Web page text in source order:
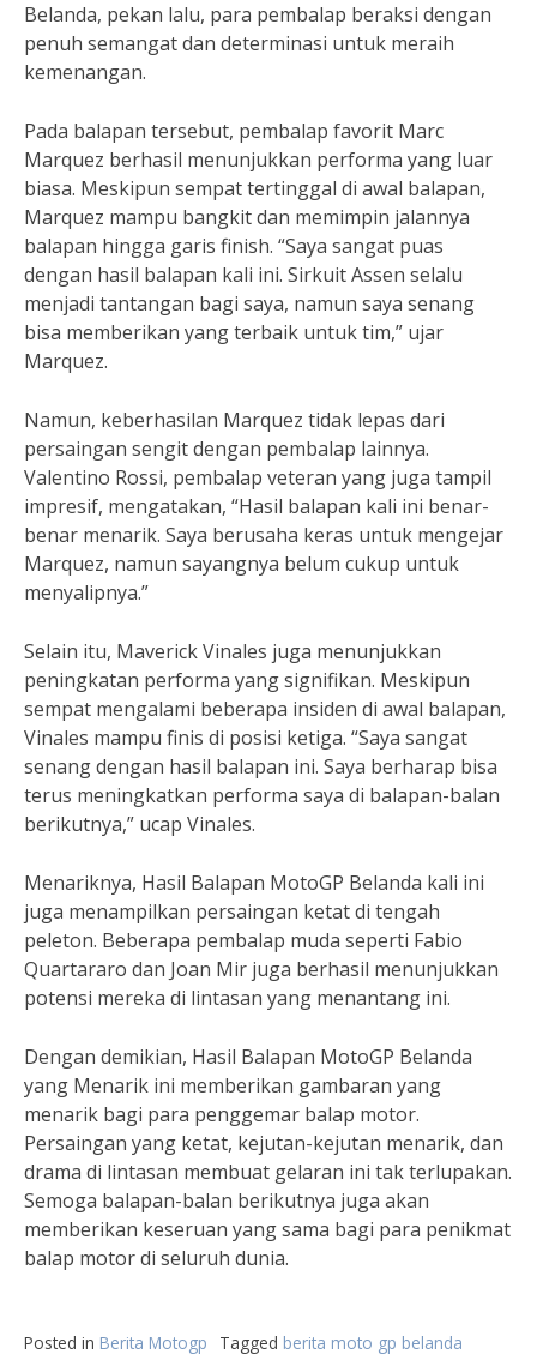
Belanda, pekan lalu, para pembalap beraksi dengan
penuh semangat dan determinasi untuk meraih
kemenangan.
Pada balapan tersebut, pembalap favorit Marc
Marquez berhasil menunjukkan performa yang luar
biasa. Meskipun sempat tertinggal di awal balapan,
Marquez mampu bangkit dan memimpin jalannya
balapan hingga garis finish. “Saya sangat puas
dengan hasil balapan kali ini. Sirkuit Assen selalu
menjadi tantangan bagi saya, namun saya senang
bisa memberikan yang terbaik untuk tim,” ujar
Marquez.
Namun, keberhasilan Marquez tidak lepas dari
persaingan sengit dengan pembalap lainnya.
Valentino Rossi, pembalap veteran yang juga tampil
impresif, mengatakan, “Hasil balapan kali ini benar-
benar menarik. Saya berusaha keras untuk mengejar
Marquez, namun sayangnya belum cukup untuk
menyalipnya.”
Selain itu, Maverick Vinales juga menunjukkan
peningkatan performa yang signifikan. Meskipun
sempat mengalami beberapa insiden di awal balapan,
Vinales mampu finis di posisi ketiga. “Saya sangat
senang dengan hasil balapan ini. Saya berharap bisa
terus meningkatkan performa saya di balapan-balan
berikutnya,” ucap Vinales.
Menariknya, Hasil Balapan MotoGP Belanda kali ini
juga menampilkan persaingan ketat di tengah
peleton. Beberapa pembalap muda seperti Fabio
Quartararo dan Joan Mir juga berhasil menunjukkan
potensi mereka di lintasan yang menantang ini.
Dengan demikian, Hasil Balapan MotoGP Belanda
yang Menarik ini memberikan gambaran yang
menarik bagi para penggemar balap motor.
Persaingan yang ketat, kejutan-kejutan menarik, dan
drama di lintasan membuat gelaran ini tak terlupakan.
Semoga balapan-balan berikutnya juga akan
memberikan keseruan yang sama bagi para penikmat
balap motor di seluruh dunia.
Posted in Berita Motogp Tagged berita moto gp belanda